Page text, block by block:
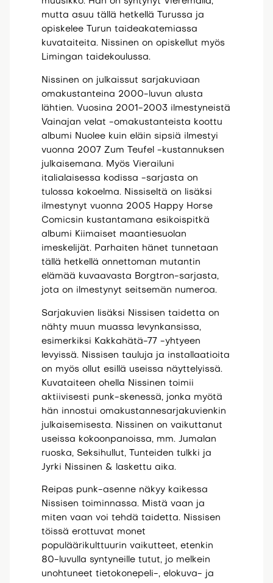
mutta asuu tällä hetkellä Turussa ja
opiskelee Turun taideakatemiassa
kuvataiteita. Nissinen on opiskellut myös
Limingan taidekoulussa.
Nissinen on julkaissut sarjakuviaan
omakustanteina 2000-luvun alusta
lähtien. Vuosina 2001-2003 ilmestyneistä
Vainajan velat -omakustanteista koottu
albumi Nuolee kuin eläin sipsiä ilmestyi
vuonna 2007 Zum Teufel -kustannuksen
julkaisemana. Myös Vierailuni
italialaisessa kodissa -sarjasta on
tulossa kokoelma. Nissiseltä on lisäksi
ilmestynyt vuonna 2005 Happy Horse
Comicsin kustantamana esikoispitkä
albumi Kiimaiset maantiesuolan
imeskelijät. Parhaiten hänet tunnetaan
tällä hetkellä onnettoman mutantin
elämää kuvaavasta Borgtron-sarjasta,
jota on ilmestynyt seitsemän numeroa.
Sarjakuvien lisäksi Nissisen taidetta on
nähty muun muassa levynkansissa,
esimerkiksi Kakkahätä-77 -yhtyeen
levyissä. Nissisen tauluja ja installaatioita
on myös ollut esillä useissa näyttelyissä.
Kuvataiteen ohella Nissinen toimii
aktiivisesti punk-skenessä, jonka myötä
hän innostui omakustannesarjakuvienkin
julkaisemisesta. Nissinen on vaikuttanut
useissa kokoonpanoissa, mm. Jumalan
ruoska, Seksihullut, Tunteiden tulkki ja
Jyrki Nissinen & laskettu aika.
Reipas punk-asenne näkyy kaikessa
Nissisen toiminnassa. Mistä vaan ja
miten vaan voi tehdä taidetta. Nissisen
töissä erottuvat monet
populäärikulttuurin vaikutteet, etenkin
80-luvulla syntyneille tutut, jo melkein
unohtuneet tietokonepeli-, elokuva- ja